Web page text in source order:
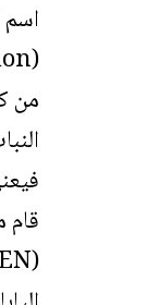
اسم